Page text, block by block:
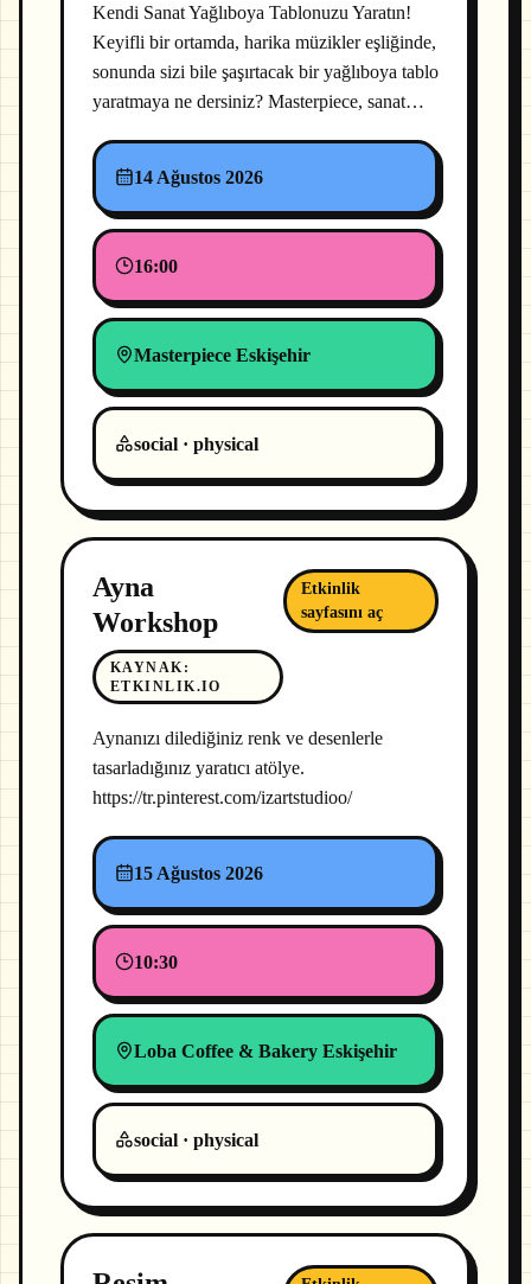
Kendi Sanat Yağlıboya Tablonuzu Yaratın!
Keyifli bir ortamda, harika müzikler eşliğinde,
sonunda sizi bile şaşırtacak bir yağlıboya tablo
yaratmaya ne dersiniz? Masterpiece, sanat…
14 Ağustos 2026
16:00
Masterpiece Eskişehir
social · physical
Ayna
Workshop
KAYNAK :
ETKINLIK.IO
Etkinlik
sayfasını aç
Aynanızı dilediğiniz renk ve desenlerle
tasarladığınız yaratıcı atölye.
https://tr.pinterest.com/izartstudioo/
15 Ağustos 2026
10:30
Loba Coffee & Bakery Eskişehir
social · physical